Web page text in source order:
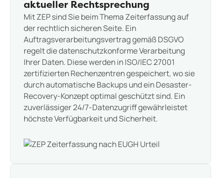
aktueller Rechtsprechung
Mit ZEP sind Sie beim Thema Zeiterfassung auf
der rechtlich sicheren Seite. Ein
Auftragsverarbeitungsvertrag gemäß DSGVO
regelt die datenschutzkonforme Verarbeitung
Ihrer Daten. Diese werden in ISO/IEC 27001
zertifizierten Rechenzentren gespeichert, wo sie
durch automatische Backups und ein Desaster-
Recovery-Konzept optimal geschützt sind. Ein
zuverlässiger 24/7-Datenzugriff gewährleistet
höchste Verfügbarkeit und Sicherheit.